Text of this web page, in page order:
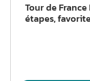
Tour de
étapes,